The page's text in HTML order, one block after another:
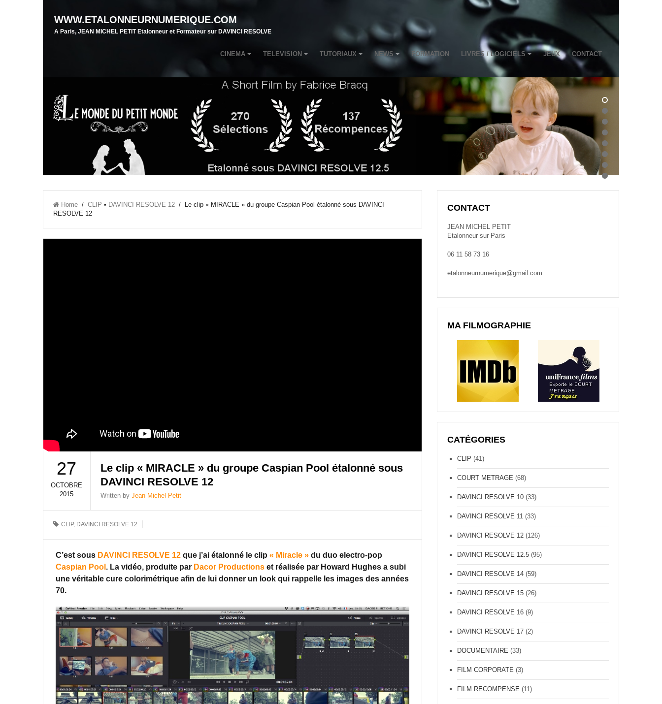
WWW.ETALONNEURNUMERIQUE.COM
A Paris, JEAN MICHEL PETIT Etalonneur et Formateur sur DAVINCI RESOLVE
CINEMA TELEVISION TUTORIAUX NEWS FORMATION LIVRES / LOGICIELS JEUX CONTACT
Home / CLIP • DAVINCI RESOLVE 12 / Le clip « MIRACLE » du groupe Caspian Pool étalonné sous DAVINCI
RESOLVE 12
27
OCTOBRE
2015
Le clip « MIRACLE » du groupe Caspian Pool étalonné sous
DAVINCI RESOLVE 12
Written by Jean Michel Petit
CLIP, DAVINCI RESOLVE 12
C’est sous DAVINCI RESOLVE 12 que j’ai étalonné le clip « Miracle » du duo electro-pop
Caspian Pool . La vidéo, produite par Dacor Productions et réalisée par Howard Hughes a subi
une véritable cure colorimétrique afin de lui donner un look qui rappelle les images des années
70.
CONTACT
JEAN MICHEL PETIT
Etalonneur sur Paris
06 11 58 73 16
etalonneurnumerique@gmail.com
MA FILMOGRAPHIE
CATÉGORIES
CLIP (41)
COURT METRAGE (68)
DAVINCI RESOLVE 10 (33)
DAVINCI RESOLVE 11 (33)
DAVINCI RESOLVE 12 (126)
DAVINCI RESOLVE 12.5 (95)
DAVINCI RESOLVE 14 (59)
DAVINCI RESOLVE 15 (26)
DAVINCI RESOLVE 16 (9)
DAVINCI RESOLVE 17 (2)
DOCUMENTAIRE (33)
FILM CORPORATE (3)
FILM RECOMPENSE (11)